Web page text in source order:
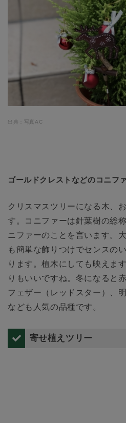
出典：写真AC
ゴールドクレストなどのコニフ
クリスマスツリーになる木、
す。コニファーは針葉樹の総
ニファーのことを言います。
も簡単な飾りつけでセンスの
ります。植木にしても映えま
りもいいですね。冬になると
フェザー（レッドスター）、
なども人気の品種です。
寄せ植えツリー